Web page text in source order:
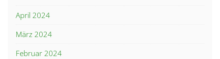
April 2024
März 2024
Februar 2024